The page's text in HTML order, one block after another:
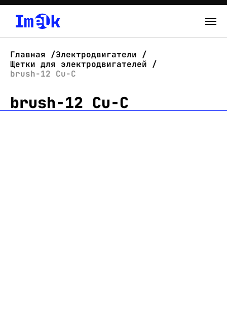
О нас
Новости
Главная
Электродвигатели
Щетки для электродвигателей
brush-12 Cu-C
brush-12 Cu-C